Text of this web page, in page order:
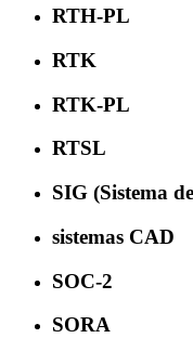
RTH-PL
RTK
RTK-PL
RTSL
SIG (Sistema
sistemas CAD
SOC-2
SORA